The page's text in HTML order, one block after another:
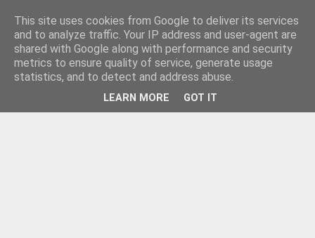
This site uses cookies from Google to deliver its services
and to analyze traffic. Your IP address and user-agent are
shared with Google along with performance and security
metrics to ensure quality of service, generate usage
statistics, and to detect and address abuse.
LEARN MORE GOT IT